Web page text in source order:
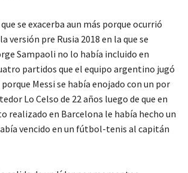
se exacerba aun más porque ocurrió
versión pre Rusia 2018 en la que se
Sampaoli no lo había incluido en
partidos que el equipo argentino jugó
Messi se había enojado con un por
Lo Celso de 22 años luego de que en
realizado en Barcelona le había hecho un
vencido en un fútbol-tenis al capitán